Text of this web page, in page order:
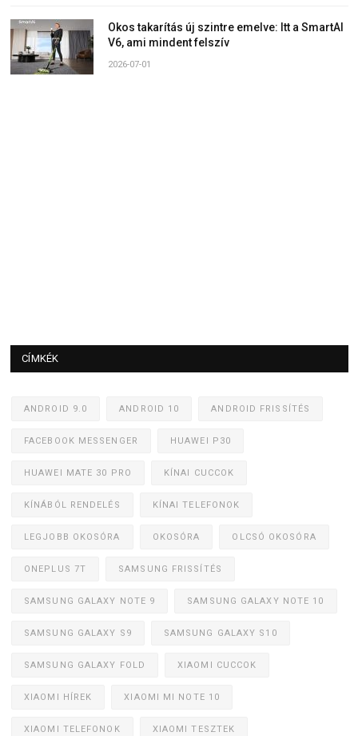
Okos takarítás új szintre emelve: Itt a SmartAI
V6, ami mindent felszív
2026-07-01
CÍMKÉK
ANDROID 9.0 ANDROID 10 ANDROID FRISSÍTÉS
FACEBOOK MESSENGER HUAWEI P30
HUAWEI MATE 30 PRO KÍNAI CUCCOK
KÍNÁBÓL RENDELÉS KÍNAI TELEFONOK
LEGJOBB OKOSÓRA OKOSÓRA OLCSÓ OKOSÓRA
ONEPLUS 7T SAMSUNG FRISSÍTÉS
SAMSUNG GALAXY NOTE 9 SAMSUNG GALAXY NOTE 10
SAMSUNG GALAXY S9 SAMSUNG GALAXY S10
SAMSUNG GALAXY FOLD XIAOMI CUCCOK
XIAOMI HÍREK XIAOMI MI NOTE 10
XIAOMI TELEFONOK XIAOMI TESZTEK